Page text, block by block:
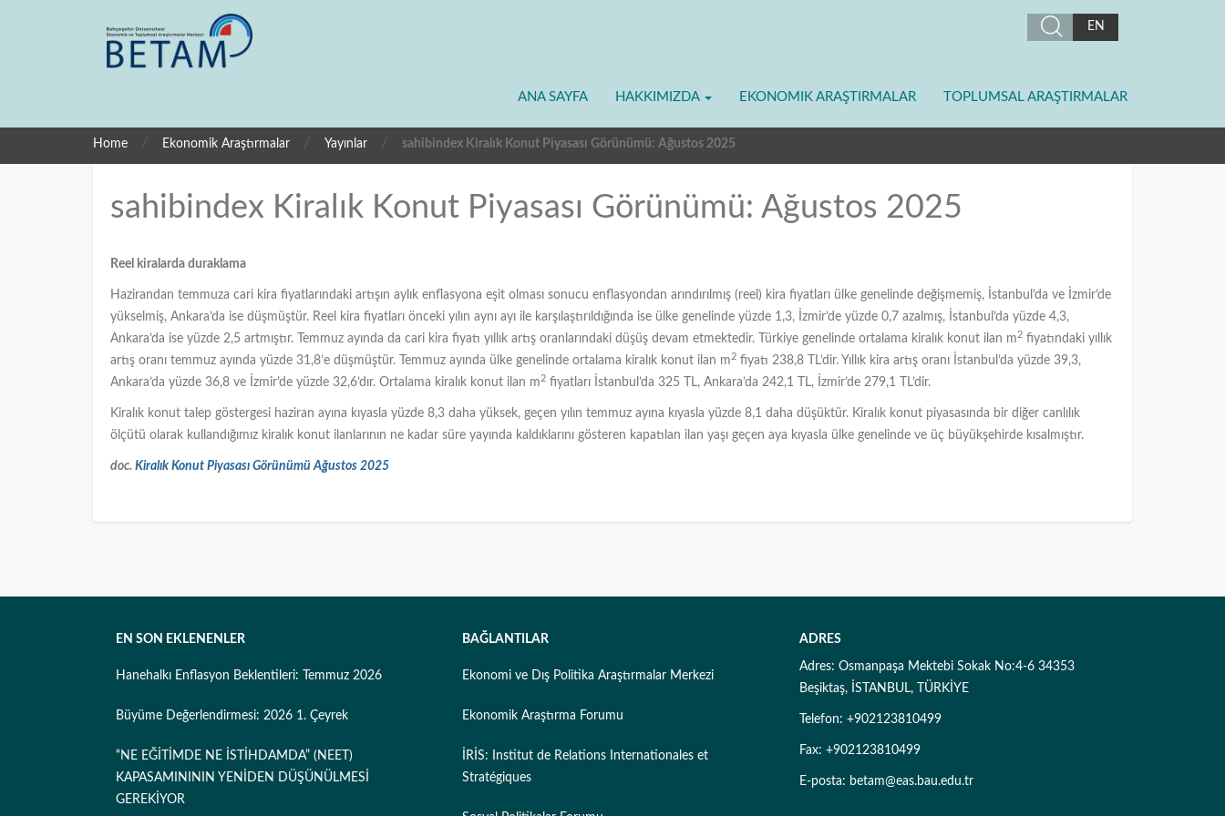
EN
ANA SAYFA HAKKIMIZDA EKONOMIK ARAŞTIRMALAR TOPLUMSAL ARAŞTIRMALAR
Home / Ekonomik Araştırmalar / Yayınlar / sahibindex Kiralık Konut Piyasası Görünümü: Ağustos 2025
sahibindex Kiralık Konut Piyasası Görünümü: Ağustos 2025
Reel kiralarda duraklama
Hazirandan temmuza cari kira fiyatlarındaki artışın aylık enflasyona eşit olması sonucu enflasyondan arındırılmış (reel) kira fiyatları ülke genelinde değişmemiş, İstanbul’da ve İzmir’de
yükselmiş, Ankara’da ise düşmüştür. Reel kira fiyatları önceki yılın aynı ayı ile karşılaştırıldığında ise ülke genelinde yüzde 1,3, İzmir’de yüzde 0,7 azalmış, İstanbul’da yüzde 4,3,
Ankara’da ise yüzde 2,5 artmıştır. Temmuz ayında da cari kira fiyatı yıllık artış oranlarındaki düşüş devam etmektedir. Türkiye genelinde ortalama kiralık konut ilan m 2 fiyatındaki yıllık
artış oranı temmuz ayında yüzde 31,8’e düşmüştür. Temmuz ayında ülke genelinde ortalama kiralık konut ilan m 2 fiyatı 238,8 TL’dir. Yıllık kira artış oranı İstanbul’da yüzde 39,3,
Ankara’da yüzde 36,8 ve İzmir’de yüzde 32,6’dır. Ortalama kiralık konut ilan m 2 fiyatları İstanbul’da 325 TL, Ankara’da 242,1 TL, İzmir’de 279,1 TL’dir.
Kiralık konut talep göstergesi haziran ayına kıyasla yüzde 8,3 daha yüksek, geçen yılın temmuz ayına kıyasla yüzde 8,1 daha düşüktür. Kiralık konut piyasasında bir diğer canlılık
ölçütü olarak kullandığımız kiralık konut ilanlarının ne kadar süre yayında kaldıklarını gösteren kapatılan ilan yaşı geçen aya kıyasla ülke genelinde ve üç büyükşehirde kısalmıştır.
doc. Kiralık Konut Piyasası Görünümü Ağustos 2025
EN SON EKLENENLER
Hanehalkı Enflasyon Beklentileri: Temmuz 2026
Büyüme Değerlendirmesi: 2026 1. Çeyrek
“NE EĞİTİMDE NE İSTİHDAMDA” (NEET)
KAPASAMINININ YENİDEN DÜŞÜNÜLMESİ
GEREKİYOR
BAĞLANTILAR
Ekonomi ve Dış Politika Araştırmalar Merkezi
Ekonomik Araştırma Forumu
İRİS: Institut de Relations Internationales et
Stratégiques
ADRES
Adres: Osmanpaşa Mektebi Sokak No:4-6 34353
Beşiktaş, İSTANBUL, TÜRKİYE
Telefon: +902123810499
Fax: +902123810499
E-posta: betam@eas.bau.edu.tr